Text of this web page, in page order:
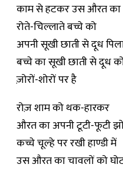
काम से हटकर उस औरत का
रोते-चिल्लाते बच्चे को
अपनी सूखी छाती से दूध
बच्चे का सूखी छाती से दूध
ज़ोरों-शोरों पर है
रोज़ शाम को थक-हारकर
औरत का अपनी टूटी-फूटी
कच्चे चूल्हे पर रखी हाण्डी में
उस औरत का चावलों को